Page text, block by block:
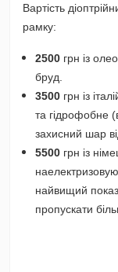
Вартість
рамку:
2500 грн із
бруд.
3500 грн із
та гідрофобне
захисний шар
5500 грн із
найвищий
пропускати